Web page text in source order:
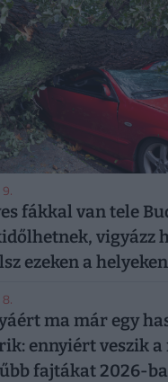
fákkal van tele
vigyázz
ezeken a helyeken
ma már egy
ennyiért veszik
fajtákat 2026-